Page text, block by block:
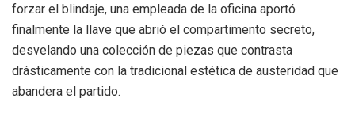
forzar el blindaje, una empleada de la oficina aportó
finalmente la llave que abrió el compartimento secreto,
desvelando una colección de piezas que contrasta
drásticamente con la tradicional estética de austeridad que
abandera el partido.